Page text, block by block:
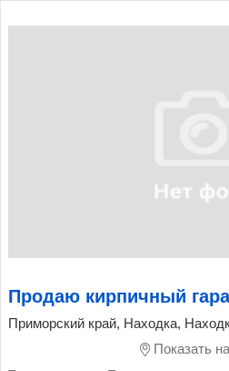
Продаю кирпичный
Приморский край, Находка,
Показать